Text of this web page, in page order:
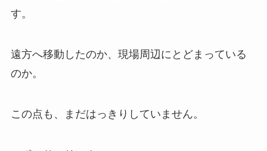
す。
遠方へ移動したのか、現場周辺にとどまっている
のか。
この点も、まだはっきりしていません。